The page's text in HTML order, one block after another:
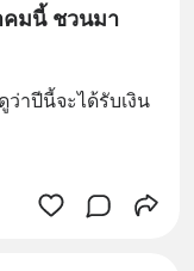
คมนี้ ชวนมา
าปีนี้จะได้รับเงิน